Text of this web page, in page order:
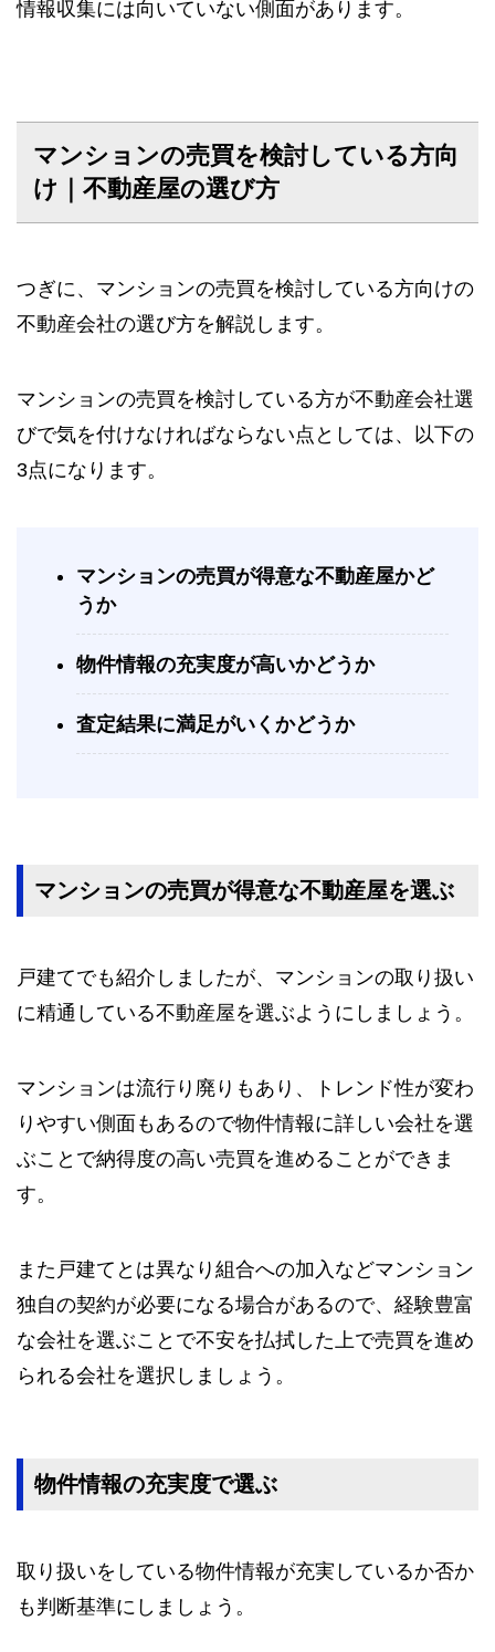
情報収集には向いていない側面があります。
マンションの売買を検討している方向
け｜不動産屋の選び方
つぎに、マンションの売買を検討している方向けの
不動産会社の選び方を解説します。
マンションの売買を検討している方が不動産会社選
びで気を付けなければならない点としては、以下の
3点になります。
マンションの売買が得意な不動産屋かど
うか
物件情報の充実度が高いかどうか
査定結果に満足がいくかどうか
マンションの売買が得意な不動産屋を選ぶ
戸建てでも紹介しましたが、マンションの取り扱い
に精通している不動産屋を選ぶようにしましょう。
マンションは流行り廃りもあり、トレンド性が変わ
りやすい側面もあるので物件情報に詳しい会社を選
ぶことで納得度の高い売買を進めることができま
す。
また戸建てとは異なり組合への加入などマンション
独自の契約が必要になる場合があるので、経験豊富
な会社を選ぶことで不安を払拭した上で売買を進め
られる会社を選択しましょう。
物件情報の充実度で選ぶ
取り扱いをしている物件情報が充実しているか否か
も判断基準にしましょう。